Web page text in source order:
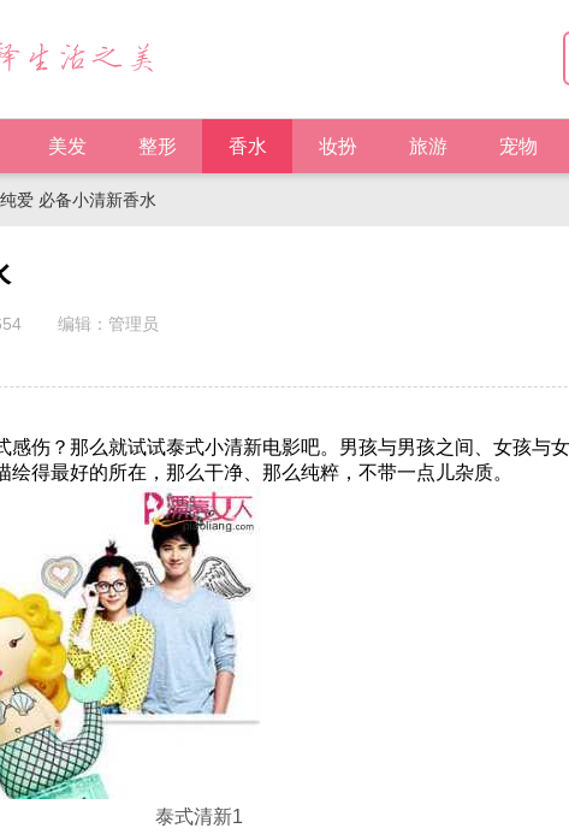
美发 整形 香水 妆扮 旅游 宠物
爱 必备小清新香水
编辑：管理员
伤？那么就试试泰式小清新电影吧。男孩与男孩之间、女孩与
得最好的所在，那么干净、那么纯粹，不带一点儿杂质。
泰式清新1